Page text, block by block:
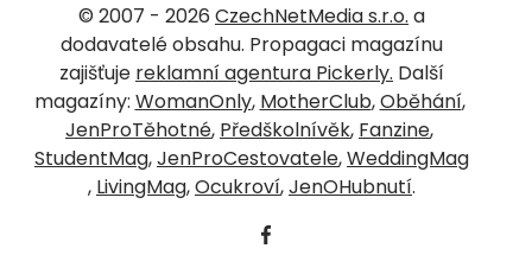
© 2007 - 2026 CzechNetMedia s.r.o. a
dodavatelé obsahu. Propagaci magazínu
zajišťuje reklamní agentura Pickerly. Další
magazíny: WomanOnly, MotherClub,Oběhání,
JenProTěhotné, Předškolnívěk, Fanzine,
StudentMag,JenProCestovatele,WeddingMag
, LivingMag,Ocukroví,JenOHubnutí.